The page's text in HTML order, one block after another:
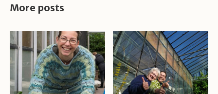
More posts